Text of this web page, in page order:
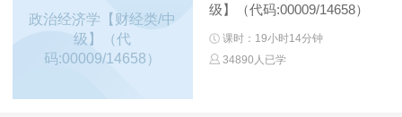
政治经济学【财经类/中
级】（代
码:00009/14658）
级】（代码:00009/14658）
课时：19小时14分钟
34890人已学